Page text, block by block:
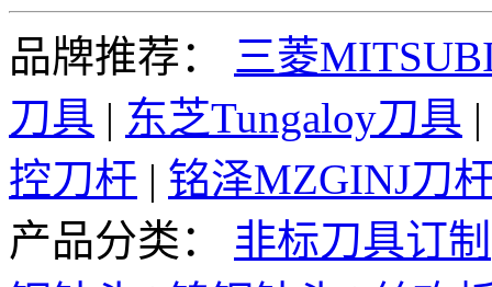
品牌推荐：
三菱
刀具 | 东芝Tungaloy刀具 |
控刀杆 | 铭泽MZGINJ刀
产品分类：
非标刀具订制